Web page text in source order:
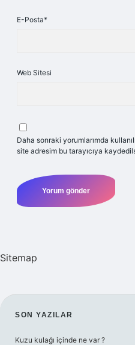
E-Posta*
Web Sitesi
Daha sonraki yorumlarımda
site adresim bu tarayıcıya
Sitemap
SIDEBAR
SON YAZILAR
Kuzu kulağı içinde ne var ?